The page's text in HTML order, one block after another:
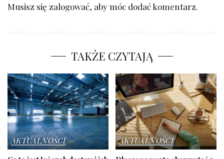
Musisz się zalogować, aby móc dodać komentarz.
TAKŻE CZYTAJĄ
AKTUALNOŚCI
AKTUALNOŚCI